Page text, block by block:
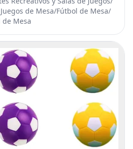
de Mesa/Fútbol de Mesa/
de Mesa